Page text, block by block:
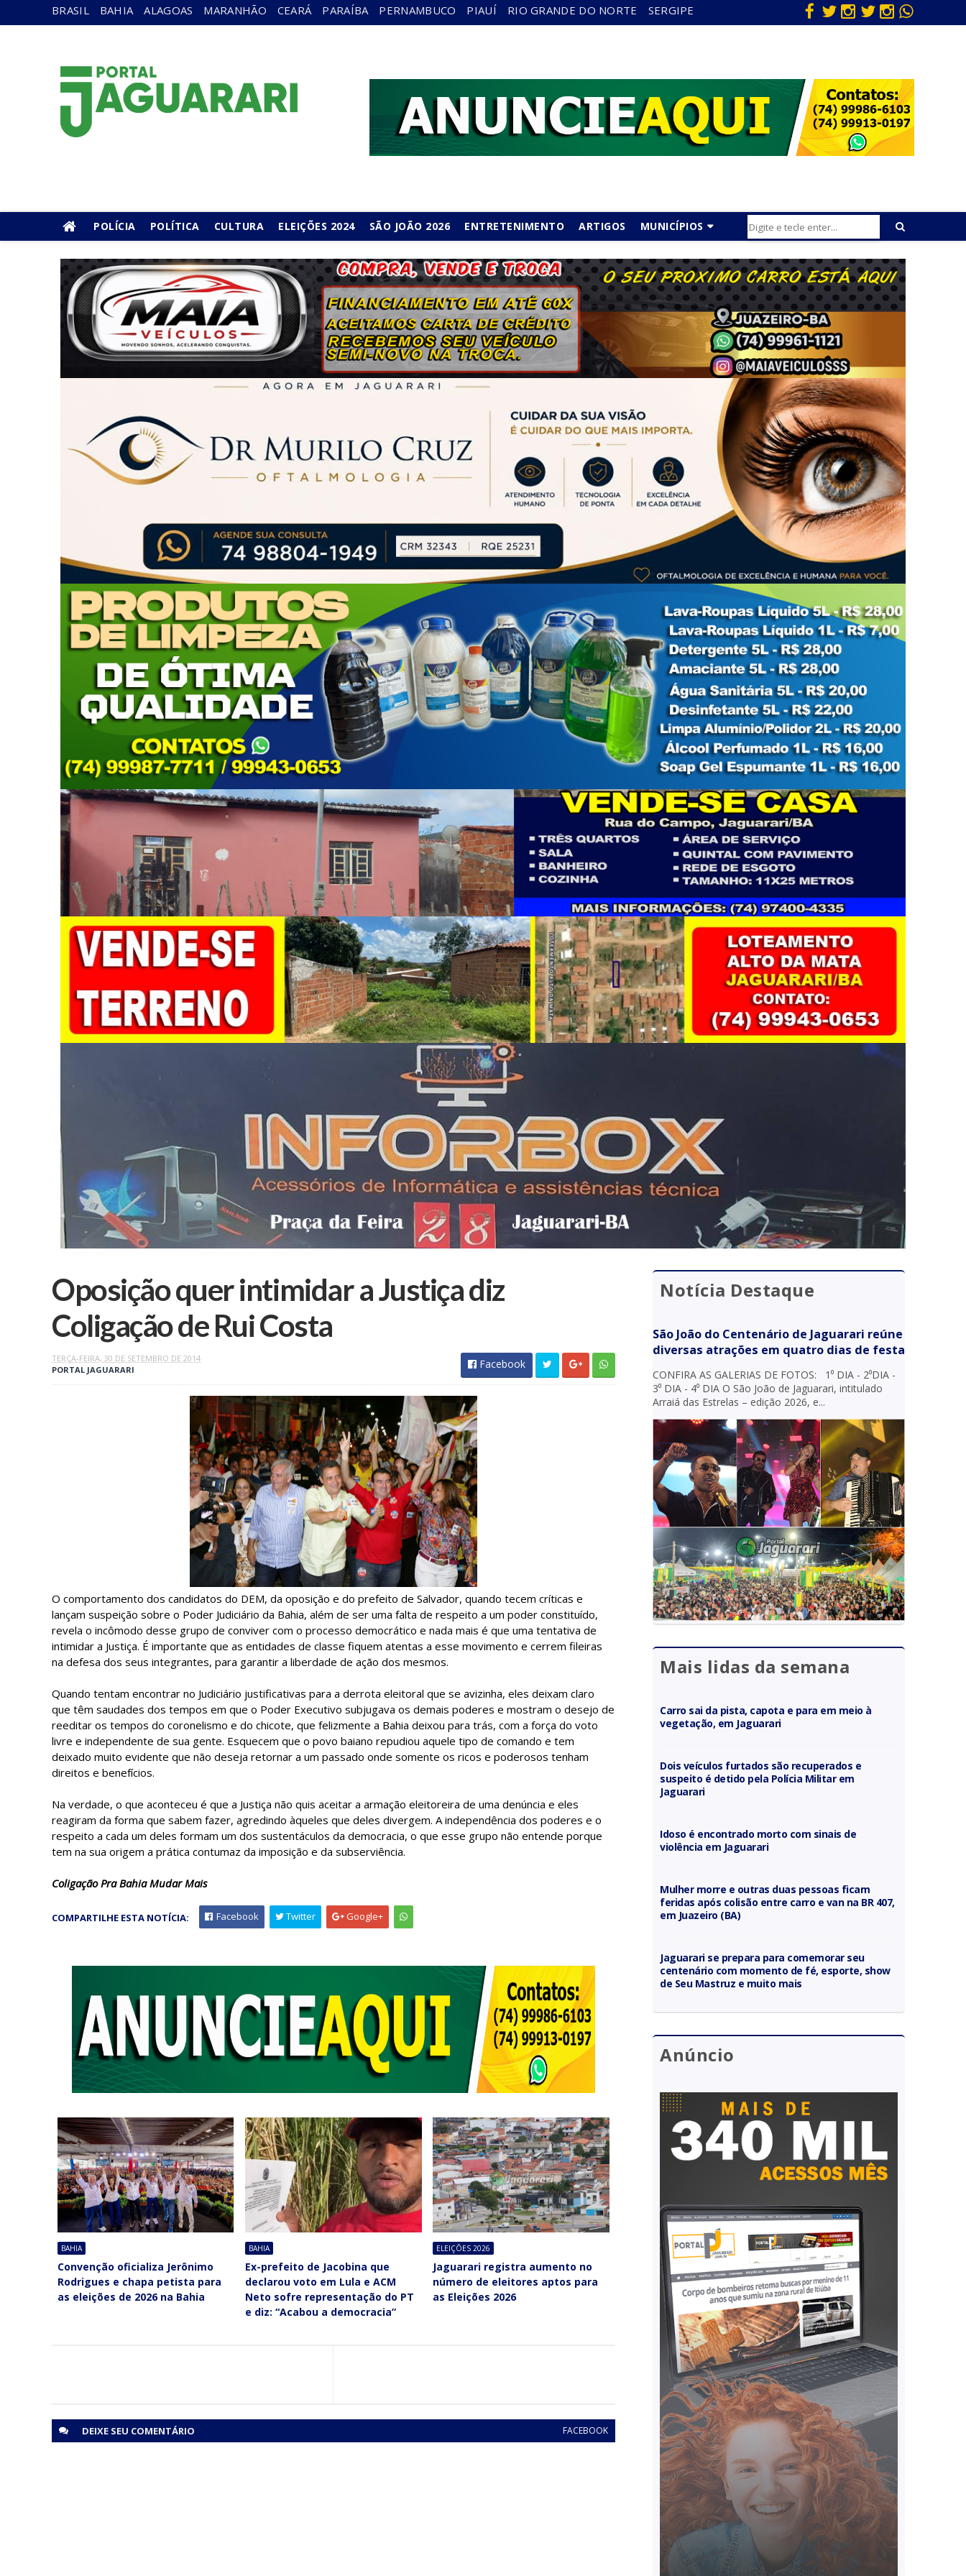
BRASIL BAHIA ALAGOAS MARANHÃO CEARÁ PARAÍBA PERNAMBUCO PIAUÍ RIO GRANDE DO NORTE SERGIPE
POLÍCIA POLÍTICA CULTURA ELEIÇÕES 2024 SÃO JOÃO 2026 ENTRETENIMENTO ARTIGOS MUNICÍPIOS
Oposição quer intimidar a Justiça diz
Coligação de Rui Costa
TERÇA-FEIRA, 30 DE SETEMBRO DE 2014
PORTAL JAGUARARI
Facebook
O comportamento dos candidatos do DEM, da oposição e do prefeito de Salvador, quando tecem críticas e
lançam suspeição sobre o Poder Judiciário da Bahia, além de ser uma falta de respeito a um poder constituído,
revela o incômodo desse grupo de conviver com o processo democrático e nada mais é que uma tentativa de
intimidar a Justiça. É importante que as entidades de classe fiquem atentas a esse movimento e cerrem fileiras
na defesa dos seus integrantes, para garantir a liberdade de ação dos mesmos.
Quando tentam encontrar no Judiciário justificativas para a derrota eleitoral que se avizinha, eles deixam claro
que têm saudades dos tempos em que o Poder Executivo subjugava os demais poderes e mostram o desejo de
reeditar os tempos do coronelismo e do chicote, que felizmente a Bahia deixou para trás, com a força do voto
livre e independente de sua gente. Esquecem que o povo baiano repudiou aquele tipo de comando e tem
deixado muito evidente que não deseja retornar a um passado onde somente os ricos e poderosos tenham
direitos e benefícios.
Na verdade, o que aconteceu é que a Justiça não quis aceitar a armação eleitoreira de uma denúncia e eles
reagiram da forma que sabem fazer, agredindo àqueles que deles divergem. A independência dos poderes e o
respeito a cada um deles formam um dos sustentáculos da democracia, o que esse grupo não entende porque
tem na sua origem a prática contumaz da imposição e da subserviência.
Coligação Pra Bahia Mudar Mais
COMPARTILHE ESTA NOTÍCIA: Facebook Twitter Google+
BAHIA
Convenção oficializa Jerônimo
Rodrigues e chapa petista para
as eleições de 2026 na Bahia
BAHIA
Ex-prefeito de Jacobina que
declarou voto em Lula e ACM
Neto sofre representação do PT
e diz: “Acabou a democracia”
ELEIÇÕES 2026
Jaguarari registra aumento no
número de eleitores aptos para
as Eleições 2026
DEIXE SEU COMENTÁRIO FACEBOOK
Notícia Destaque
São João do Centenário de Jaguarari reúne
diversas atrações em quatro dias de festa
CONFIRA AS GALERIAS DE FOTOS: 1⁰ DIA - 2⁰DIA -
3⁰ DIA - 4⁰ DIA O São João de Jaguarari, intitulado
Arraiá das Estrelas – edição 2026, e...
Mais lidas da semana
Carro sai da pista, capota e para em meio à
vegetação, em Jaguarari
Dois veículos furtados são recuperados e
suspeito é detido pela Polícia Militar em
Jaguarari
Idoso é encontrado morto com sinais de
violência em Jaguarari
Mulher morre e outras duas pessoas ficam
feridas após colisão entre carro e van na BR 407,
em Juazeiro (BA)
Jaguarari se prepara para comemorar seu
centenário com momento de fé, esporte, show
de Seu Mastruz e muito mais
Anúncio